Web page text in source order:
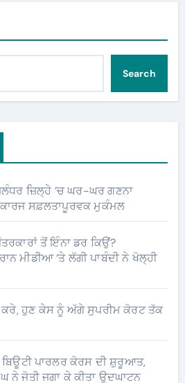
Search
ਜ਼ਿਲ੍ਹੇ ’ਚ ਘਰ-ਘਰ ਗਣਨਾ
ਸਫ਼ਲਤਾਪੂਰਵਕ ਮੁਕੰਮਲ
ਤੋਂ ਇੰਨਾ ਡਰ ਕਿਉਂ?
ਮੀਡੀਆ ‘ਤੇ ਲੱਗੀ ਪਾਬੰਦੀ ਨੇ ਖੋਲ੍ਹੀ
ਕਰੇ, ਹੁਣ ਕੇਸ ਨੂੰ ਅੱਗੇ ਸੁਪਰੀਮ ਕੋਰਟ ਤੱਕ
ਪਾਰਲਰ ਕੋਰਸ ਦੀ ਸ਼ੁਰੂਆਤ,
ਨੇ ਜੋਤੀ ਜਗਾ ਕੇ ਕੀਤਾ ਉਦਘਾਟਨ